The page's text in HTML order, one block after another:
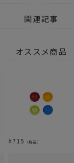
関連記事
オススメ商品
¥715 （税込）